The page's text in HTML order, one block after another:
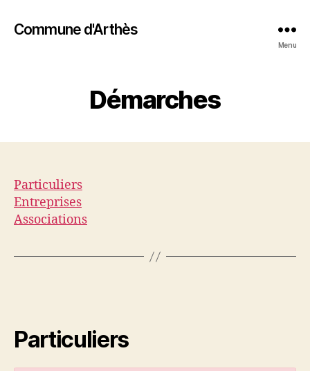
Commune d'Arthès
Menu
Démarches
Particuliers
Entreprises
Associations
Particuliers